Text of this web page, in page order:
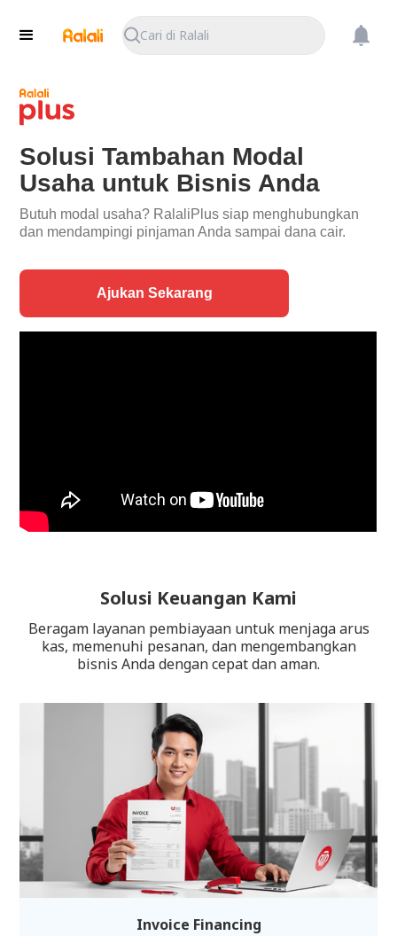
Cari di Ralali
Solusi Tambahan Modal
Usaha untuk Bisnis Anda
Butuh modal usaha? RalaliPlus siap menghubungkan
dan mendampingi pinjaman Anda sampai dana cair.
Ajukan Sekarang
Solusi Keuangan Kami
Beragam layanan pembiayaan untuk menjaga arus
kas, memenuhi pesanan, dan mengembangkan
bisnis Anda dengan cepat dan aman.
Invoice Financing